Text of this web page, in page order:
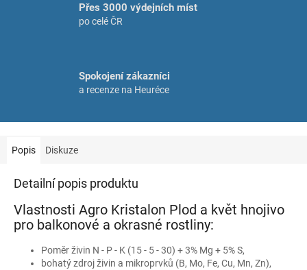
Přes 3000 výdejních míst
po celé ČR
Spokojení zákazníci
a recenze na Heuréce
Popis Diskuze
Detailní popis produktu
Vlastnosti Agro Kristalon Plod a květ hnojivo
pro balkonové a okrasné rostliny:
Poměr živin N - P - K (15 - 5 - 30) + 3% Mg + 5% S,
bohatý zdroj živin a mikroprvků (B, Mo, Fe, Cu, Mn, Zn),